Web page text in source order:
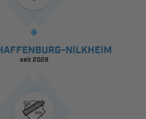
NILKHEIM
seit 2026